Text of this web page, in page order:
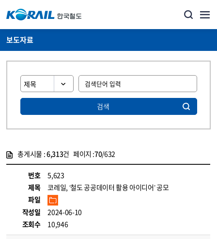
보도자료
검색
총게시물 :6,313건 페이지 :70/632
번호
5,623
제목
코레일, ‘철도 공공데이터 활용 아이디어’ 공모
파일
작성일
2024-06-10
조회수
10,946